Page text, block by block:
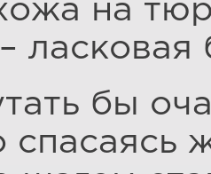
на
ласковая
бы
спасаясь